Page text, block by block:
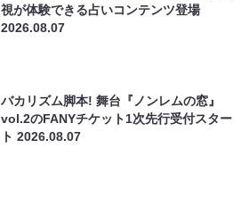
視が体験できる占いコンテンツ登場
2026.08.07
バカリズム脚本! 舞台『ノンレムの窓』
vol.2のFANYチケット1次先行受付スター
ト2026.08.07